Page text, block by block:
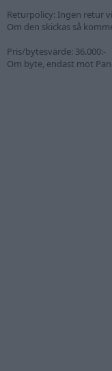
Returpolicy: Ingen retur
Om den skickas så
Pris/bytesvärde: 36.000:-
Om byte, endast mot